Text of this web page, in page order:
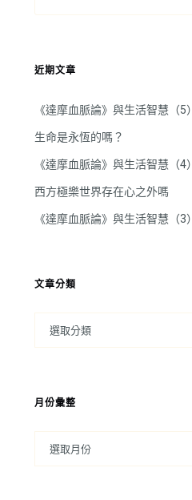
近期文章
《達摩血脈論》與生活智慧（5）
生命是永恆的嗎？
《達摩血脈論》與生活智慧（4）
西方極樂世界存在心之外嗎
《達摩血脈論》與生活智慧（3）
文章分類
月份彙整